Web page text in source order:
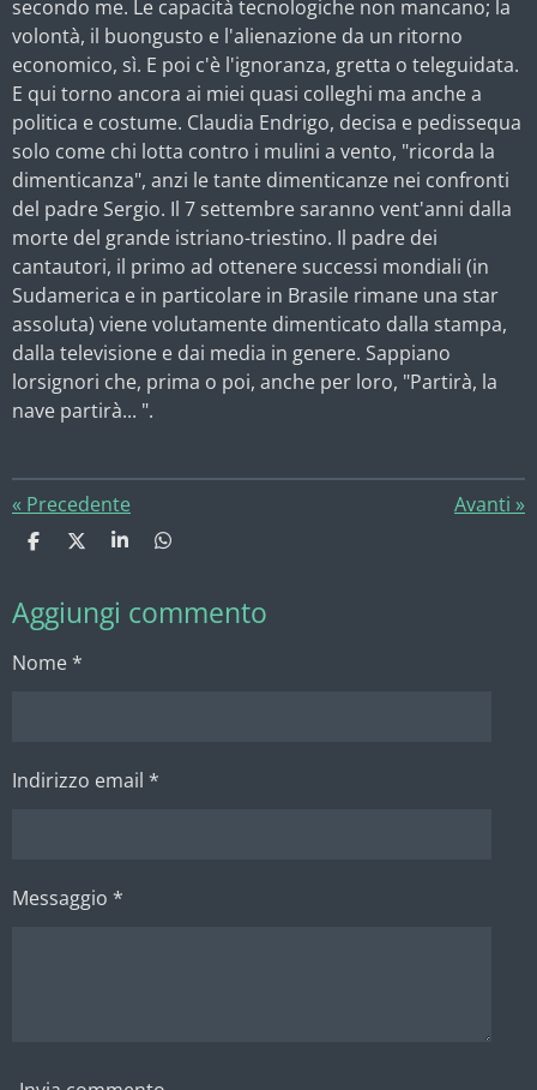
secondo me. Le capacità tecnologiche non mancano; la
volontà, il buongusto e l'alienazione da un ritorno
economico, sì. E poi c'è l'ignoranza, gretta o teleguidata.
E qui torno ancora ai miei quasi colleghi ma anche a
politica e costume. Claudia Endrigo, decisa e pedissequa
solo come chi lotta contro i mulini a vento, "ricorda la
dimenticanza", anzi le tante dimenticanze nei confronti
del padre Sergio. Il 7 settembre saranno vent'anni dalla
morte del grande istriano-triestino. Il padre dei
cantautori, il primo ad ottenere successi mondiali (in
Sudamerica e in particolare in Brasile rimane una star
assoluta) viene volutamente dimenticato dalla stampa,
dalla televisione e dai media in genere. Sappiano
lorsignori che, prima o poi, anche per loro, "Partirà, la
nave partirà... ".
« Precedente Avanti »
C
d
i
i
C
d
i
i
C
d
i
C
d
i
Aggiungi commento
Nome *
Indirizzo email *
Messaggio *